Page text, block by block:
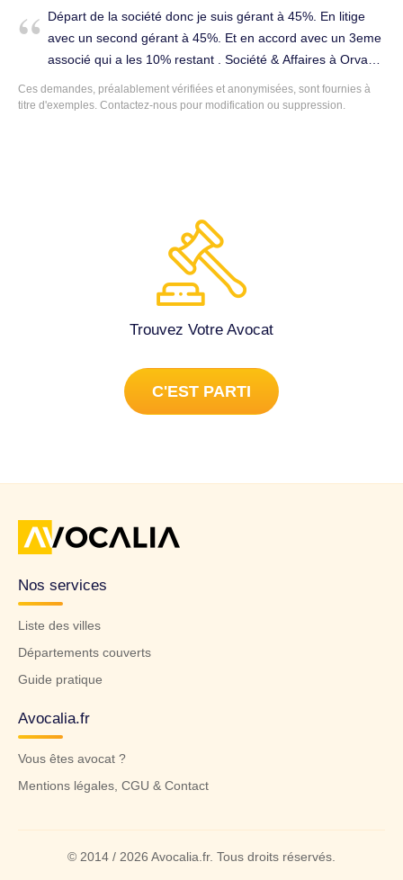
fille et je suis opposée au déménagement. Divorce,
séparation à Orvault (44700).
Départ de la société donc je suis gérant à 45%. En litige
avec un second gérant à 45%. Et en accord avec un 3eme
associé qui a les 10% restant . Société & Affaires à Orvault
Ces demandes, préalablement vérifiées et anonymisées, sont fournies à
titre d'exemples. Contactez-nous pour modification ou suppression.
Trouvez Votre Avocat
C'EST PARTI
Nos services
Liste des villes
Départements couverts
Guide pratique
Avocalia.fr
Vous êtes avocat ?
Mentions légales, CGU & Contact
© 2014 / 2026 Avocalia.fr. Tous droits réservés.